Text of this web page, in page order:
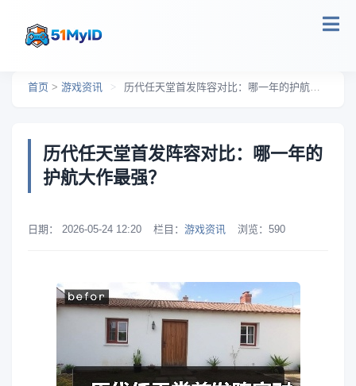
首页 > 游戏资讯 > 历代任天堂首发阵容对比：哪一年的护航大作最强？
历代任天堂首发阵容对比：哪一年的
护航大作最强？
日期： 2026-05-24 12:20 栏目： 游戏资讯 浏览： 590